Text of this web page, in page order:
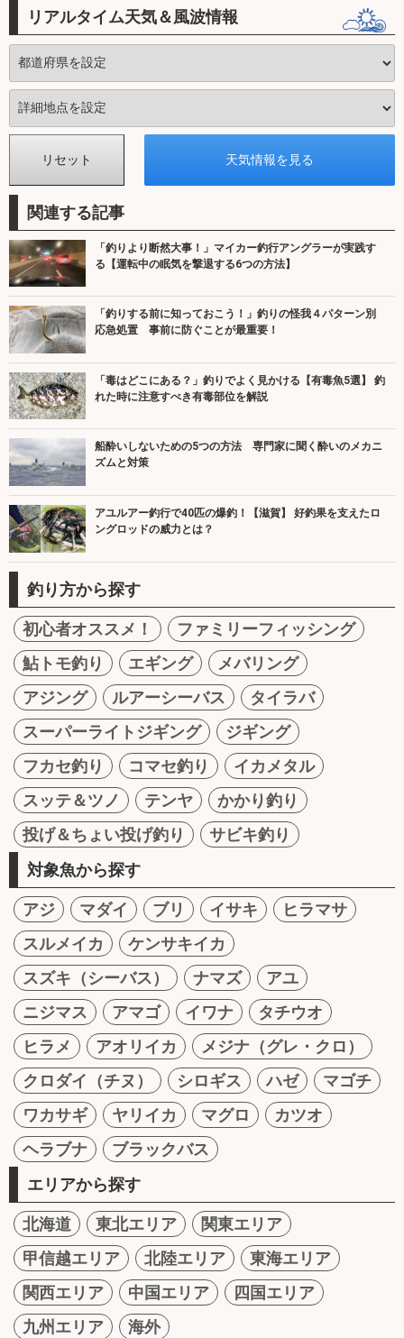
リアルタイム天気＆風波情報
関連する記事
「釣りより断然大事！」マイカー釣行アングラーが実践す
る【運転中の眠気を撃退する6つの方法】
「釣りする前に知っておこう！」釣りの怪我４パターン別
応急処置 事前に防ぐことが最重要！
「毒はどこにある？」釣りでよく見かける【有毒魚5選】 釣
れた時に注意すべき有毒部位を解説
船酔いしないための5つの方法 専門家に聞く酔いのメカニ
ズムと対策
アユルアー釣行で40匹の爆釣！【滋賀】 好釣果を支えたロ
ングロッドの威力とは？
釣り方から探す
初心者オススメ！
ファミリーフィッシング
鮎トモ釣り
エギング
メバリング
アジング
ルアーシーバス
タイラバ
スーパーライトジギング
ジギング
フカセ釣り
コマセ釣り
イカメタル
スッテ＆ツノ
テンヤ
かかり釣り
投げ＆ちょい投げ釣り
サビキ釣り
対象魚から探す
アジ マダイ ブリ イサキ
ヒラマサ
スルメイカ
ケンサキイカ
スズキ（シーバス）
ナマズ
アユ
ニジマス
アマゴ イワナ
タチウオ
ヒラメ
アオリイカ
メジナ（グレ・クロ）
クロダイ（チヌ）
シロギス ハゼ
マゴチ
ワカサギ
ヤリイカ マグロ
カツオ
ヘラブナ
ブラックバス
エリアから探す
北海道 東北エリア
関東エリア
甲信越エリア
北陸エリア
東海エリア
関西エリア
中国エリア
四国エリア
九州エリア
海外